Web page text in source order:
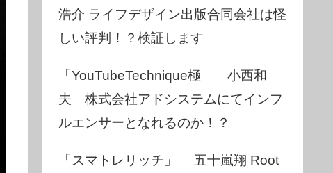
浩介 ライフデザイン出版合同会社は怪
しい評判！？検証します
「YouTubeTechnique極」 小西和
夫 株式会社アドシステムにてインフ
ルエンサーとなれるのか！？
「スマトレリッチ」 五十嵐翔 Root